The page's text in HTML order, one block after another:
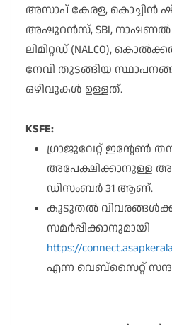
അസാപ് കേരള, കൊച്ചിൻ
അഷുറൻസ്, SBI, നാഷണൽ
ലിമിറ്റഡ് (NALCO),
നേവി തുടങ്ങിയ
ഒഴിവുകൾ ഉള്ളത്.
KSFE:
ഗ്രാജുവേറ്റ് ഇന്റേൺ
അപേക്ഷിക്കാനുള്ള
ഡിസംബർ 31 ആണ്.
കൂടുതൽ
സമർപ്പിക്കാനുമായി
https://
എന്ന വെബ്സൈറ്റ്